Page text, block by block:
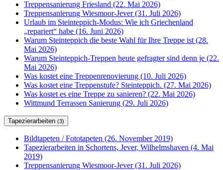
Treppensanierung Friesland (22. Mai 2026)
Treppensanierung Wiesmoor-Jever (31. Juli 2026)
Urlaub im Steinteppich-Modus: Wie ich Griechenland
„repariert“ habe (16. Juni 2026)
Warum Steinteppich die beste Wahl für Ihre Treppe ist (28.
Mai 2026)
Warum Steinteppich-Treppen heute gefragter sind denn je (22.
Mai 2026)
Was kostet eine Treppenrenovierung (10. Juli 2026)
Was kostet eine Treppenstufe? Steinteppich. (27. Mai 2026)
Was kostet es eine Treppe zu sanieren? (22. Mai 2026)
Wittmund Terrassen Sanierung (29. Juli 2026)
Tapezierarbeiten (3)
Bildtapeten / Fototapeten (26. November 2019)
Tapezierarbeiten in Schortens, Jever, Wilhelmshaven (4. Mai
2019)
Treppensanierung Wiesmoor-Jever (31. Juli 2026)